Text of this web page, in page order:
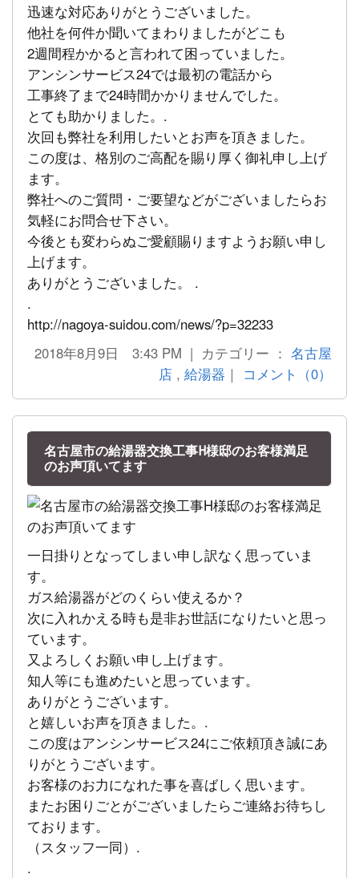
迅速な対応ありがとうございました。
他社を何件か聞いてまわりましたがどこも
2週間程かかると言われて困っていました。
アンシンサービス24では最初の電話から
工事終了まで24時間かかりませんでした。
とても助かりました。.
次回も弊社を利用したいとお声を頂きました。
この度は、格別のご高配を賜り厚く御礼申し上げ
ます。
弊社へのご質問・ご要望などがございましたらお
気軽にお問合せ下さい。
今後とも変わらぬご愛顧賜りますようお願い申し
上げます。
ありがとうございました。 .
.
http://nagoya-suidou.com/news/?p=32233
2018年8月9日 3:43 PM | カテゴリー ： 名古屋
店 , 給湯器 ｜ コメント（0）
名古屋市の給湯器交換工事H様邸のお客様満足
のお声頂いてます
一日掛りとなってしまい申し訳なく思っていま
す。
ガス給湯器がどのくらい使えるか？
次に入れかえる時も是非お世話になりたいと思っ
ています。
又よろしくお願い申し上げます。
知人等にも進めたいと思っています。
ありがとうございます。
と嬉しいお声を頂きました。.
この度はアンシンサービス24にご依頼頂き誠にあ
りがとうございます。
お客様のお力になれた事を喜ばしく思います。
またお困りごとがございましたらご連絡お待ちし
ております。
（スタッフ一同）.
.